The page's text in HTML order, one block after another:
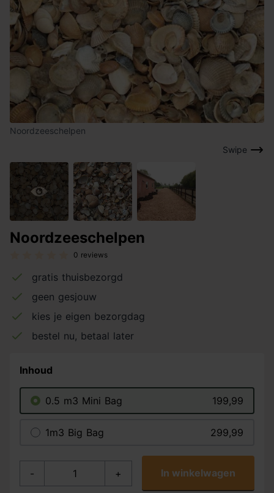
Swipe
Noordzeeschelpen
Noordzeeschelpen
0 reviews
gratis thuisbezorgd
geen gesjouw
kies je eigen bezorgdag
bestel nu, betaal later
Inhoud
0.5 m3 Mini Bag 199,99
1m3 Big Bag 299,99
- + In winkelwagen